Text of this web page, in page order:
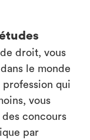
droit, vous
le monde
profession qui
vous
des concours
par